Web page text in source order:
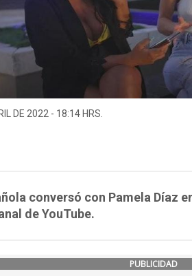
DE 2022 - 18:14 HRS.
conversó con Pamela Díaz
de YouTube.
PUBLICIDAD